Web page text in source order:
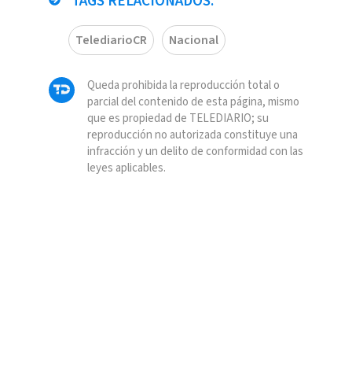
TelediarioCR Nacional
Queda prohibida la reproducción total o
parcial del contenido de esta página, mismo
que es propiedad de TELEDIARIO; su
reproducción no autorizada constituye una
infracción y un delito de conformidad con las
leyes aplicables.